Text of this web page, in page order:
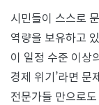
시민들이 스스로
역량을 보유하고
이 일정 수준 이상
경제 위기’라면 문
전문가들 만으로